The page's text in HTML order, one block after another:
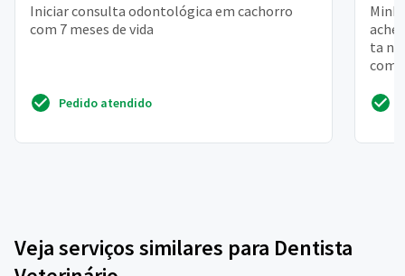
Iniciar consulta odontológica em cachorro
com 7 meses de vida
Pedido atendido
ta
Veja serviços similares para Dentista